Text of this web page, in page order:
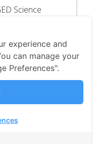
Science
9,800.00
ยนได้ทุกระบบ
experience and
can manage your
Preferences".